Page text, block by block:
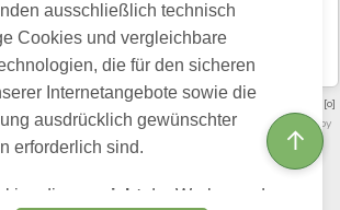
ausschließlich technisch
Cookies und vergleichbare
die für den sicheren
Internetangebote sowie die
ausdrücklich gewünschter
erforderlich sind.
dienen nicht der Werbung, dem
Kostenlos registrieren
und Community-Regeln · Datenschutz­erklärung
[o]
auf Youtube·Artikelarchiv·Videoarchiv
· Powered by
HumHub
↑